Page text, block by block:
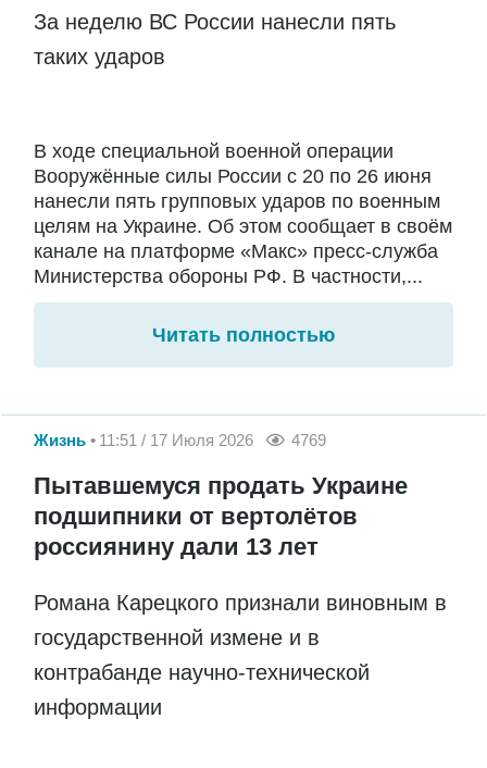
За неделю ВС России нанесли пять
таких ударов
В ходе специальной военной операции
Вооружённые силы России с 20 по 26 июня
нанесли пять групповых ударов по военным
целям на Украине. Об этом сообщает в своём
канале на платформе «Макс» пресс-служба
Министерства обороны РФ. В частности,...
Читать полностью
Жизнь 11:51 / 17 Июля 2026 4769
Пытавшемуся продать Украине
подшипники от вертолётов
россиянину дали 13 лет
Романа Карецкого признали виновным в
государственной измене и в
контрабанде научно-технической
информации